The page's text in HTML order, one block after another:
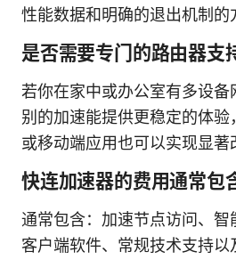
性能数据和明确的退出机制的
是否需要专门的路由器支
若你在家中或办公室有多设备
别的加速能提供更稳定的体
或移动端应用也可以实现显著
快连加速器的费用通常包
通常包含：加速节点访问、智
客户端软件、常规技术支持以